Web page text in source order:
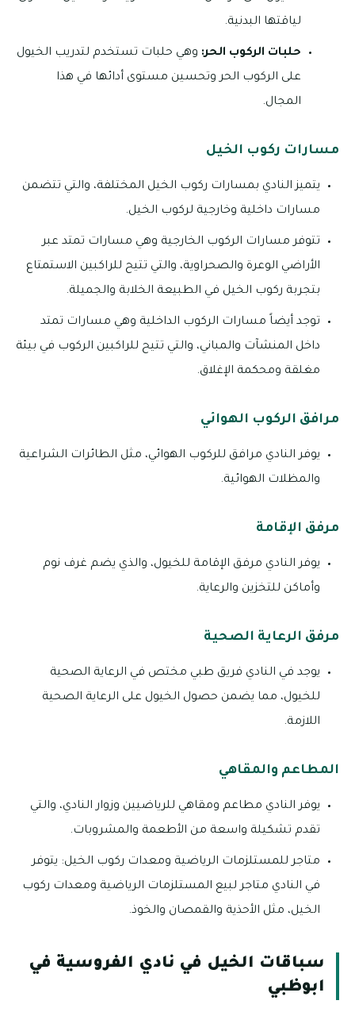
لياقتها البدنية.
حلبات الركوب الحر: وهي حلبات تستخدم لتدريب الخيول
على الركوب الحر وتحسين مستوى أدائها في هذا
المجال.
مسارات ركوب الخيل
يتميز النادي بمسارات ركوب الخيل المختلفة، والتي تتضمن
مسارات داخلية وخارجية لركوب الخيل.
تتوفر مسارات الركوب الخارجية وهي مسارات تمتد عبر
الأراضي الوعرة والصحراوية، والتي تتيح للراكبين الاستمتاع
بتجربة ركوب الخيل في الطبيعة الخلابة والجميلة.
توجد أيضاً مسارات الركوب الداخلية وهي مسارات تمتد
داخل المنشآت والمباني، والتي تتيح للراكبين الركوب في بيئة
مغلقة ومحكمة الإغلاق.
مرافق الركوب الهوائي
يوفر النادي مرافق للركوب الهوائي، مثل الطائرات الشراعية
والمظلات الهوائية.
مرفق الإقامة
يوفر النادي مرفق الإقامة للخيول، والذي يضم غرف نوم
وأماكن للتخزين والرعاية.
مرفق الرعاية الصحية
يوجد في النادي فريق طبي مختص في الرعاية الصحية
للخيول، مما يضمن حصول الخيول على الرعاية الصحية
اللازمة.
المطاعم والمقاهي
يوفر النادي مطاعم ومقاهي للرياضيين وزوار النادي، والتي
تقدم تشكيلة واسعة من الأطعمة والمشروبات.
متاجر للمستلزمات الرياضية ومعدات ركوب الخيل: يتوفر
في النادي متاجر لبيع المستلزمات الرياضية ومعدات ركوب
الخيل، مثل الأحذية والقمصان والخوذ.
سباقات الخيل في نادي الفروسية في
ابوظبي